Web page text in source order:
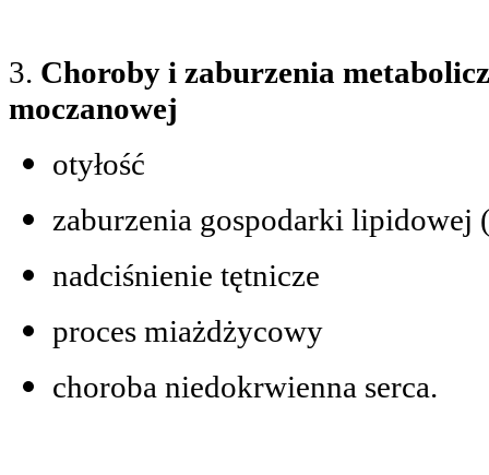
3. Choroby i zaburzenia
moczanowej
otyłość
zaburzenia gospodarki
nadciśnienie tętnicze
proces miażdżycowy
choroba niedokrwienna serca.